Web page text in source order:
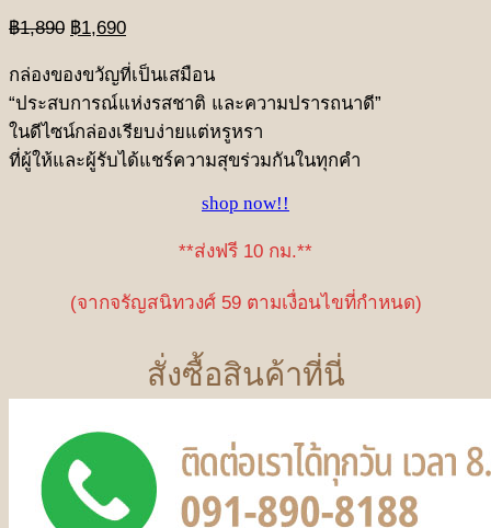
฿1,890 Original
was:
฿1,890.
฿1,690Current
is:
฿1,690.
กล่องของขวัญที่เป็นเสมือน
“ประสบการณ์แห่งรสชาติ และความปรารถนาดี”
ในดีไซน์กล่องเรียบง่ายแต่หรูหรา
ที่ผู้ให้และผู้รับได้แชร์ความสุขร่วมกันในทุกคำ
shop now!!
**ส่งฟรี 10 กม.**
(จากจรัญสนิทวงศ์ 59 ตามเงื่อนไขที่กำหนด)
สั่งซื้อสินค้าที่นี่